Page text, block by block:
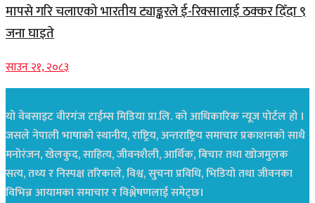
मापसे गरि चलाएको भारतीय ट्याङ्करले ई-रिक्सालाई ठक्कर दिँदा ९
जना घाइते
साउन २१, २०८३
यो वेबसाइट वीरगंज टाईम्स मिडिया प्रा.लि. को आधिकारिक न्यूज पोर्टल हो ।
जसले नेपाली भाषाको स्थानीय, राष्ट्रिय, अन्तराष्ट्रिय समाचार प्रकाशनको साथै
मनोरंजन, खेलकुद, साहित्य, जीवनशैली, आर्थिक, बिचार तथा खोजमुलक
सत्य, तथ्य र निस्पक्ष तरिकाले, विश्व, सुचना प्रविधि, भिडियो तथा जीवनका
विभिन्न आयामका समाचार र विश्लेषणलाई समेट्छ।